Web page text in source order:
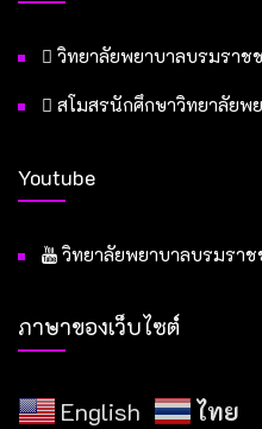
วิทยาลัยพยาบาลบรมราช
สโมสรนักศึกษาวิทยาลัยพ
Youtube
วิทยาลัยพยาบาลบรมรา
ภาษาของเว็บไซต์
English ไทย